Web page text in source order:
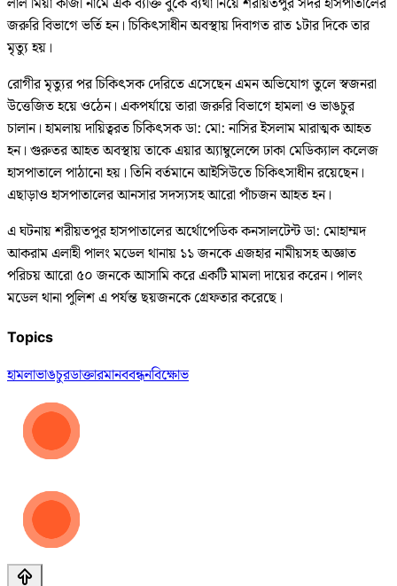
জরুরি বিভাগে ভর্তি হন। চিকিৎসাধীন অবস্থায় ‍দিবাগত রাত ১টার দিকে তার
মৃত্যু হয়।
রোগীর মৃত্যুর পর চিকিৎসক দেরিতে এসেছেন এমন অভিযোগ তুলে স্বজনরা
উত্তেজিত হয়ে ওঠেন। একপর্যায়ে তারা জরুরি বিভাগে হামলা ও ভাঙচুর
চালান। হামলায় দায়িত্বরত চিকিৎসক ডা: মো: নাসির ইসলাম মারাত্মক আহত
হন। গুরুতর আহত অবস্থায় তাকে এয়ার অ্যাম্বুলেন্সে ঢাকা মেডিক্যাল কলেজ
হাসপাতালে পাঠানো হয়। তিনি বর্তমানে আইসিউতে চিকিৎসাধীন রয়েছেন।
এছাড়াও হাসপাতালের আনসার সদস্যসহ আরো পাঁচজন আহত হন।
এ ঘটনায় শরীয়তপুর হাসপাতালের অর্থোপেডিক কনসালটেন্ট ডা: মোহাম্মদ
আকরাম এলাহী পালং মডেল থানায় ১১ জনকে এজহার নামীয়সহ অজ্ঞাত
পরিচয় আরো ৫০ জনকে আসামি করে একটি মামলা দায়ের করেন। পালং
মডেল থানা পুলিশ এ পর্যন্ত ছয়জনকে গ্রেফতার করেছে।
Topics
হামলাভাঙচুরডাক্তারমানববন্ধনবিক্ষোভ